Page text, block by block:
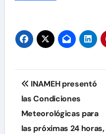
Navegación
de
entradas
INAMEH presentó
las Condiciones
Meteorológicas para
las próximas 24 horas,